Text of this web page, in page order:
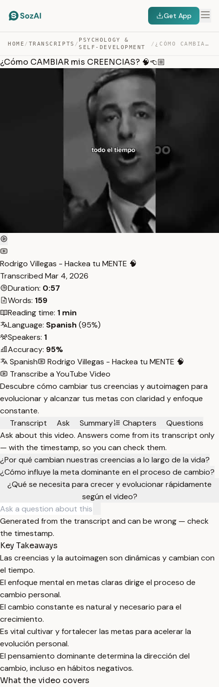
Get App
HOME / TRANSCRIPTS /
PSYCHOLOGY &
SELF-DEVELOPMENT
/ ¿CÓMO CAMBIAR MIS CREENCIAS? 🧠👈🏼 — TRANSCRIPT
¿Cómo CAMBIAR mis CREENCIAS? 🧠👈🏼
Rodrigo Villegas - Hackea tu MENTE 🧠
Transcribed Mar 4, 2026
Duration: 0:57
Words: 159
Reading time: 1 min
Language: Spanish (95%)
Speakers: 1
Accuracy: 95%
Spanish
Rodrigo Villegas - Hackea tu MENTE 🧠
Transcribe a YouTube Video
Descubre cómo cambiar tus creencias y autoimagen para
evolucionar y alcanzar tus metas con claridad y enfoque
constante.
Transcript
Ask Summary Chapters
Questions
Ask about this video. Answers come from its transcript only
— with the timestamp, so you can check them.
¿Por qué cambian nuestras creencias a lo largo de la vida?
¿Cómo influye la meta dominante en el proceso de cambio?
¿Qué se necesita para crecer y evolucionar rápidamente
según el video?
Generated from the transcript and can be wrong — check
the timestamp.
Key Takeaways
Las creencias y la autoimagen son dinámicas y cambian con
el tiempo.
El enfoque mental en metas claras dirige el proceso de
cambio personal.
El cambio constante es natural y necesario para el
crecimiento.
Es vital cultivar y fortalecer las metas para acelerar la
evolución personal.
El pensamiento dominante determina la dirección del
cambio, incluso en hábitos negativos.
What the video covers